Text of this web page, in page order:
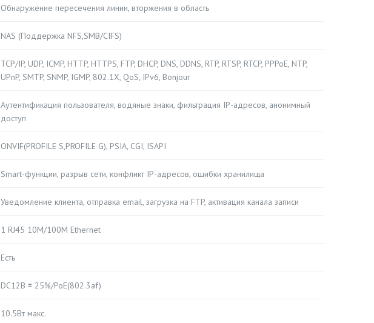
Обнаружение пересечения линии, вторжения в область
NAS (Поддержка NFS,SMB/CIFS)
TCP/IP, UDP, ICMP, HTTP, HTTPS, FTP, DHCP, DNS, DDNS, RTP, RTSP, RTCP, PPPoE, NTP,
UPnP, SMTP, SNMP, IGMP, 802.1X, QoS, IPv6, Bonjour
Аутентификация пользователя, водяные знаки, фильтрация IP-адресов, анонимный
доступ
ONVIF(PROFILE S,PROFILE G), PSIA, CGI, ISAPI
Smart-функции, разрыв сети, конфликт IP-адресов, ошибки хранилища
Уведомление клиента, отправка email, загрузка на FTP, активация канала записи
1 RJ45 10M/100M Ethernet
Есть
DC12В ± 25%/PoE(802.3af)
10.5Вт макс.